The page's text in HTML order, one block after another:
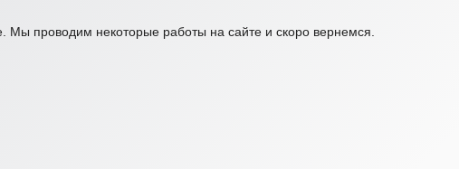
Мы проводим некоторые работы на сайте и скоро вернемся.